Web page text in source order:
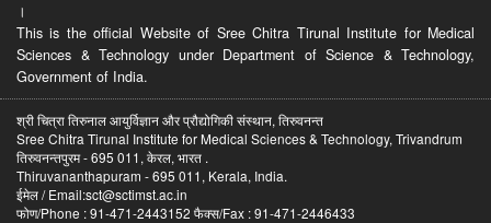
।
This is the official Website of Sree Chitra Tirunal Institute for Medical
Sciences & Technology under Department of Science & Technology,
Government of India.
श्री चित्रा तिरुनाल आयुर्विज्ञान और प्रौद्योगिकी संस्थान, तिरुवनन्त
Sree Chitra Tirunal Institute for Medical Sciences & Technology, Trivandrum
तिरुवनन्तपुरम - 695 011, केरल, भारत .
Thiruvananthapuram - 695 011, Kerala, India.
ईमेल / Email:sct@sctimst.ac.in
फोण/Phone : 91-471-2443152 फैक्स/Fax : 91-471-2446433